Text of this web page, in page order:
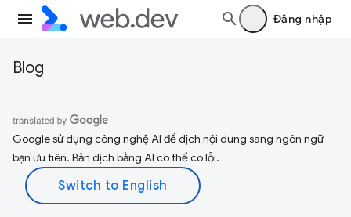
Đăng nhập
Blog
Google sử dụng công nghệ AI để dịch nội dung sang ngôn ngữ
bạn ưu tiên. Bản dịch bằng AI có thể có lỗi.